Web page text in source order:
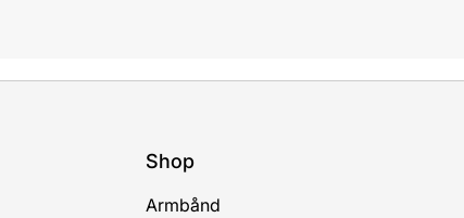
Shop
Armbånd